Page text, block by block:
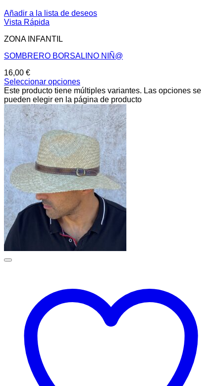
Añadir a la lista de deseos
Vista Rápida
ZONA INFANTIL
SOMBRERO BORSALINO NIÑ@
16,00 €
Seleccionar opciones
Este producto tiene múltiples variantes. Las opciones se
pueden elegir en la página de producto